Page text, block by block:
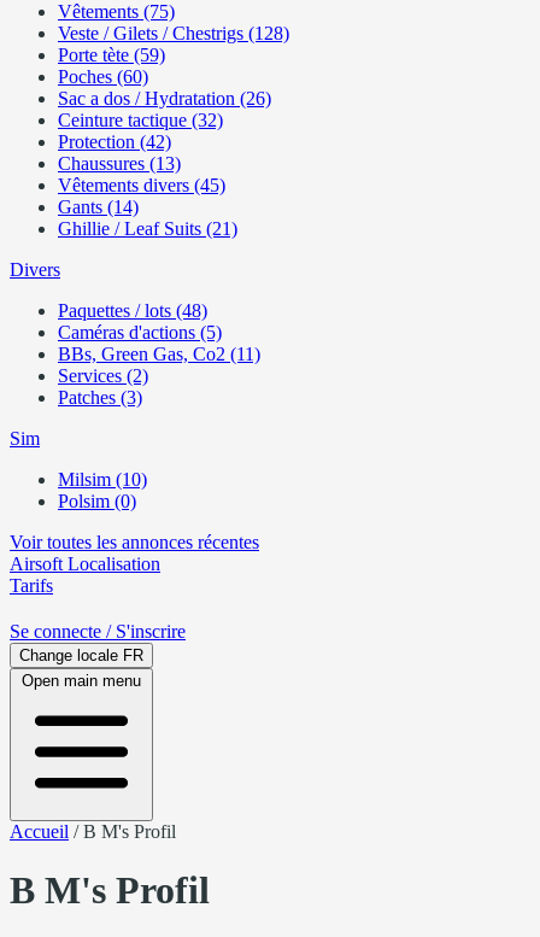
Vêtements (75)
Veste / Gilets / Chestrigs (128)
Porte tète (59)
Poches (60)
Sac a dos / Hydratation (26)
Ceinture tactique (32)
Protection (42)
Chaussures (13)
Vêtements divers (45)
Gants (14)
Ghillie / Leaf Suits (21)
Divers
Paquettes / lots (48)
Caméras d'actions (5)
BBs, Green Gas, Co2 (11)
Services (2)
Patches (3)
Sim
Milsim (10)
Polsim (0)
Voir toutes les annonces récentes
Airsoft Localisation
Tarifs
Se connecte / S'inscrire
Change locale FR
Open main menu
Accueil /B M's Profil
B M's Profil